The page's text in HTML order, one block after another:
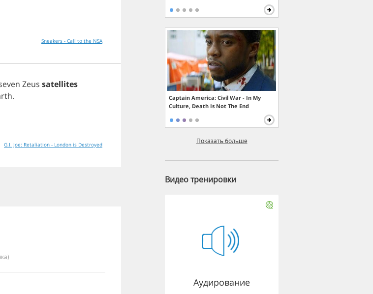
Sneakers - Call to the NSA
Zeus satellites
.
G.I. Joe: Retaliation - London is Destroyed
Captain America: Civil War - In My
Culture, Death Is Not The End
Показать больше
Видео тренировки
Аудирование